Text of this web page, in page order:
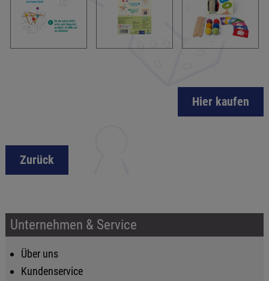
Hier kaufen
Zurück
Unternehmen & Service
Über uns
Kundenservice